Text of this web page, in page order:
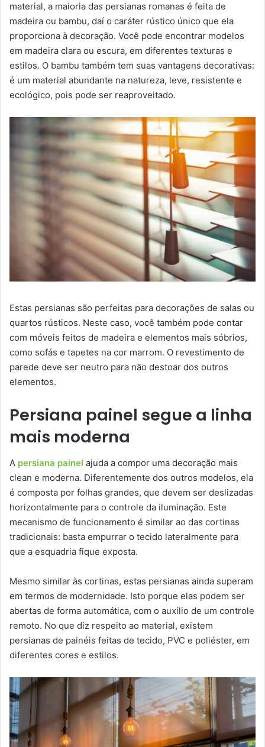
material, a maioria das persianas romanas é feita de
madeira ou bambu, daí o caráter rústico único que ela
proporciona à decoração. Você pode encontrar modelos
em madeira clara ou escura, em diferentes texturas e
estilos. O bambu também tem suas vantagens decorativas:
é um material abundante na natureza, leve, resistente e
ecológico, pois pode ser reaproveitado.
Estas persianas são perfeitas para decorações de salas ou
quartos rústicos. Neste caso, você também pode contar
com móveis feitos de madeira e elementos mais sóbrios,
como sofás e tapetes na cor marrom. O revestimento de
parede deve ser neutro para não destoar dos outros
elementos.
Persiana painel segue a linha
mais moderna
A persiana painel ajuda a compor uma decoração mais
clean e moderna. Diferentemente dos outros modelos, ela
é composta por folhas grandes, que devem ser deslizadas
horizontalmente para o controle da iluminação. Este
mecanismo de funcionamento é similar ao das cortinas
tradicionais: basta empurrar o tecido lateralmente para
que a esquadria fique exposta.
Mesmo similar às cortinas, estas persianas ainda superam
em termos de modernidade. Isto porque elas podem ser
abertas de forma automática, com o auxílio de um controle
remoto. No que diz respeito ao material, existem
persianas de painéis feitas de tecido, PVC e poliéster, em
diferentes cores e estilos.